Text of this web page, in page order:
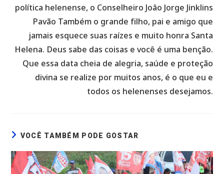
política helenense, o Conselheiro Joâo Jorge Jinklins
Pavão Também o grande filho, pai e amigo que
jamais esquece suas raízes e muito honra Santa
Helena. Deus sabe das coisas e você é uma benção.
Que essa data cheia de alegria, saúde e proteção
divina se realize por muitos anos, é o que eu e
todos os helenenses desejamos.
VOCÊ TAMBÉM PODE GOSTAR